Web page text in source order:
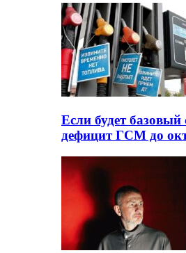
Если будет
дефицит ГСМ до